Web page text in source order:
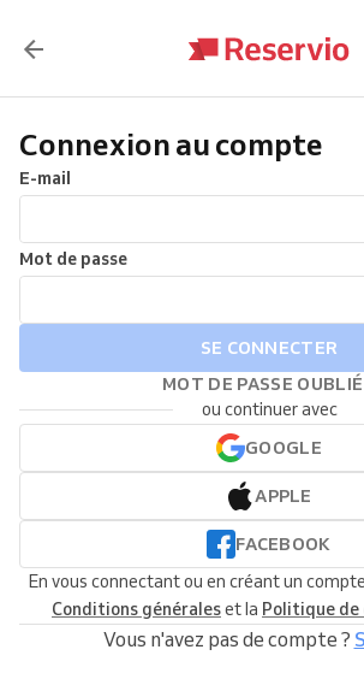
Connexion au compte
E-mail
Mot de passe
SE CONNECTER
MOT DE PASSE
ou continuer avec
GOOGLE
APPLE
FACEBOOK
En vous connectant ou en créant un
Conditions généraleset la Politique
Vous n'avez pas de compte ?